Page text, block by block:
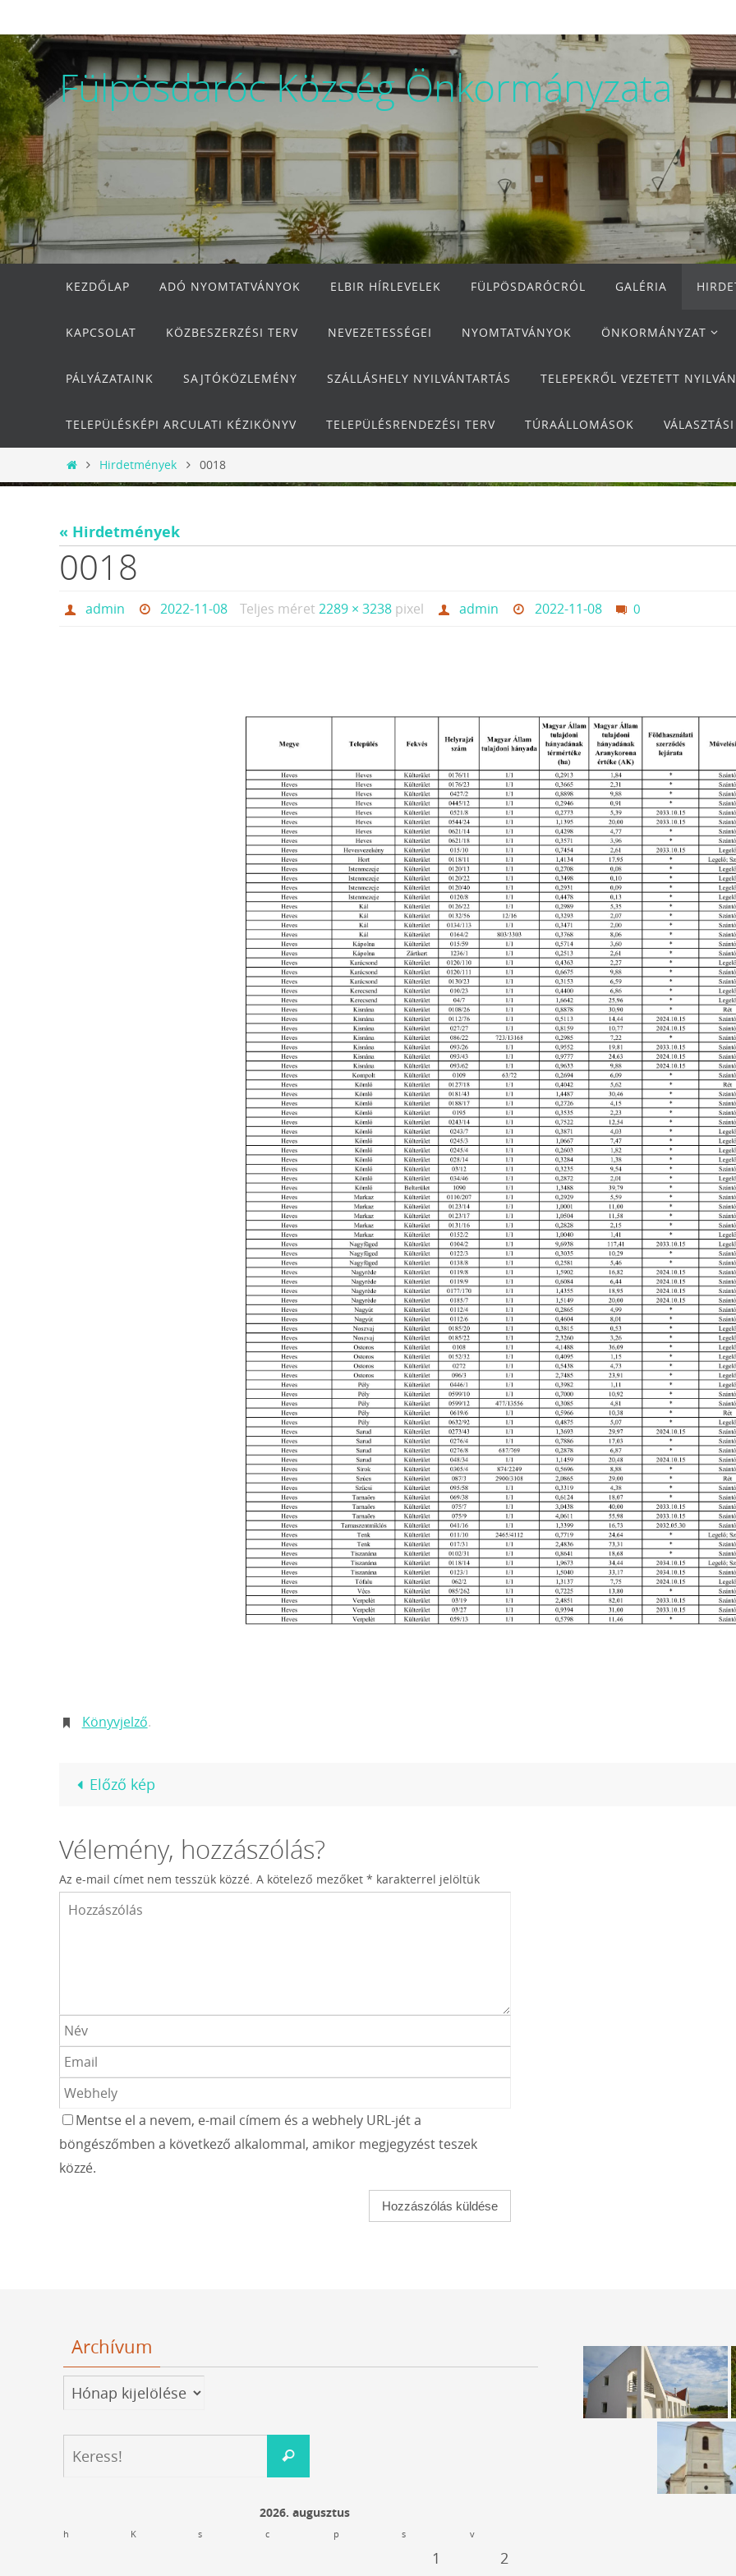
Fülpösdaróc Község Önkormányzata
KEZDŐLAP
ADÓ NYOMTATVÁNYOK ELBIR HÍRLEVELEK FÜLPÖSDARÓCRÓL GALÉRIA
KAPCSOLAT KÖZBESZERZÉSI TERV NEVEZETESSÉGEI NYOMTATVÁNYOK ÖNKORMÁNYZAT
PÁLYÁZATAINK SAJTÓKÖZLEMÉNY SZÁLLÁSHELY NYILVÁNTARTÁS TELEPEKRŐL VEZETETT
TELEPÜLÉSKÉPI ARCULATI KÉZIKÖNYV TELEPÜLÉSRENDEZÉSI TERV TÚRAÁLLOMÁSOK
Otthon
Hirdetmények 0018
« Hirdetmények
0018
admin 2022-11-08 Teljes méret2289 × 3238 pixel admin 2022-11-08 0
Könyvjelző.
Előző kép
Vélemény, hozzászólás?
Az e-mail címet nem tesszük közzé. A kötelező mezőket * karakterrel jelöltük
Mentse el a nevem, e-mail címem és a webhely URL-jét a
böngészőmben a következő alkalommal, amikor megjegyzést teszek
közzé.
Archívum
Archívum
Keress!
2026. augusztus
h K s c p s v
1 2